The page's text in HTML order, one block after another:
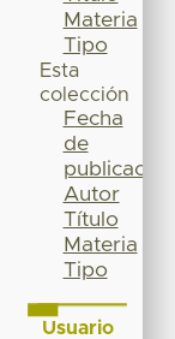
Materia
Tipo
Esta
colección
Fecha
de
publicación
Autor
Título
Materia
Tipo
Usuario